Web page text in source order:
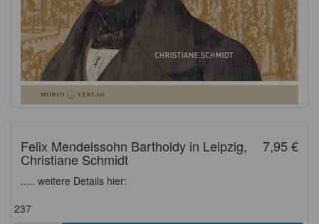
7,95 €
Felix Mendelssohn Bartholdy in Leipzig,
Christiane Schmidt
..... weitere Details hier:
237